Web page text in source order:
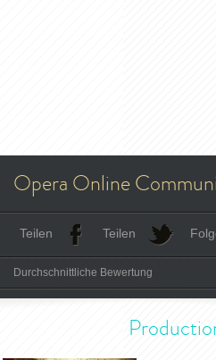
Opera Online
Teilen Teilen
Durchschnittliche Bewertung